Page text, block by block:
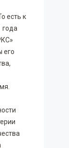
есть к
года
его